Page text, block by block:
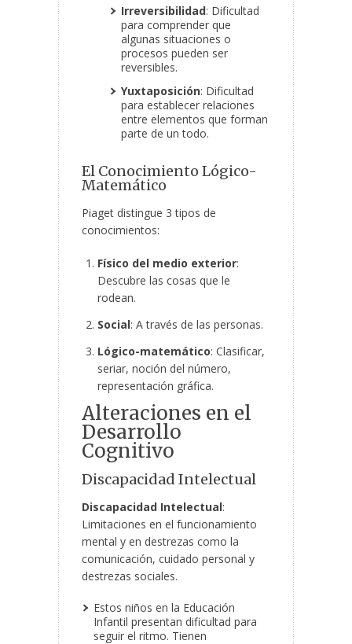
Irreversibilidad: Dificultad
para comprender que
algunas situaciones o
procesos pueden ser
reversibles.
Yuxtaposición: Dificultad
para establecer relaciones
entre elementos que forman
parte de un todo.
El Conocimiento Lógico-
Matemático
Piaget distingue 3 tipos de
conocimientos:
Físico del medio exterior:
Descubre las cosas que le
rodean.
Social: A través de las personas.
Lógico-matemático: Clasificar,
seriar, noción del número,
representación gráfica.
Alteraciones en el
Desarrollo
Cognitivo
Discapacidad Intelectual
Discapacidad Intelectual:
Limitaciones en el funcionamiento
mental y en destrezas como la
comunicación, cuidado personal y
destrezas sociales.
Estos niños en la Educación
Infantil presentan dificultad para
seguir el ritmo. Tienen